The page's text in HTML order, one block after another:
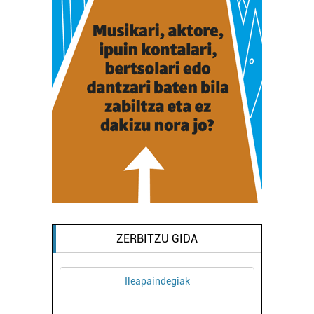
ZERBITZU GIDA
Ileapaindegiak